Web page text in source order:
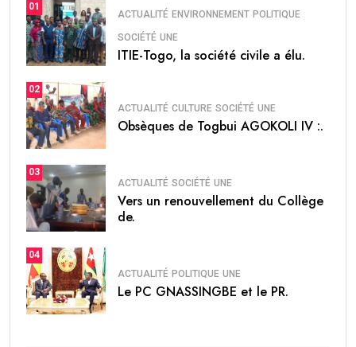
01
ACTUALITÉ ENVIRONNEMENT POLITIQUE
SOCIÉTÉ UNE
ITIE-Togo, la société civile a élu.
02
ACTUALITÉ CULTURE SOCIÉTÉ UNE
Obsèques de Togbui AGOKOLI IV :.
03
ACTUALITÉ SOCIÉTÉ UNE
Vers un renouvellement du Collège
de.
04
ACTUALITÉ POLITIQUE UNE
Le PC GNASSINGBE et le PR.